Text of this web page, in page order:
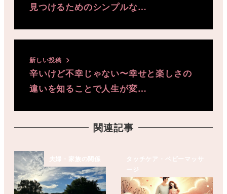
見つけるためのシンプルな…
新しい投稿
辛いけど不幸じゃない〜幸せと楽しさの
違いを知ることで人生が変…
関連記事
夫婦・家族の関係
タッチケア・ベビーマッサ
ージ